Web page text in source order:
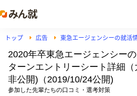
トップ 広告 東急エージェンシーの就活
2020年卒東急エージェンシー
ターンエントリーシート詳細（
非公開)（2019/10/24公開)
参加した先輩たちの口コミ・選考対策